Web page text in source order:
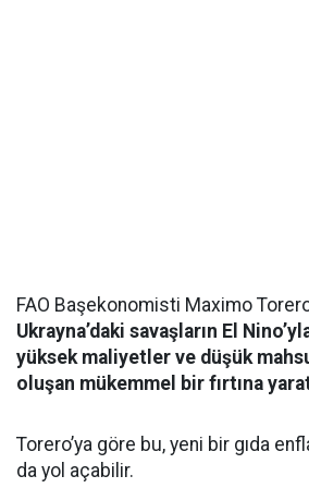
FAO Başekonomisti Maximo
Ukrayna’daki savaşların El
yüksek maliyetler ve düşük
oluşan mükemmel bir fırtına
Torero’ya göre bu, yeni bir gıda
da yol açabilir.